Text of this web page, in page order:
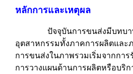
หลักการและเหตุผล
ปัจจุบันการขนส่งมีบทบาท
อุตสาหกรรมทั้งภาคการผลิตและ
การขนส่งในภาพรวมเริ่มจากกา
การวางแผนด้านการผลิตหรือบริก